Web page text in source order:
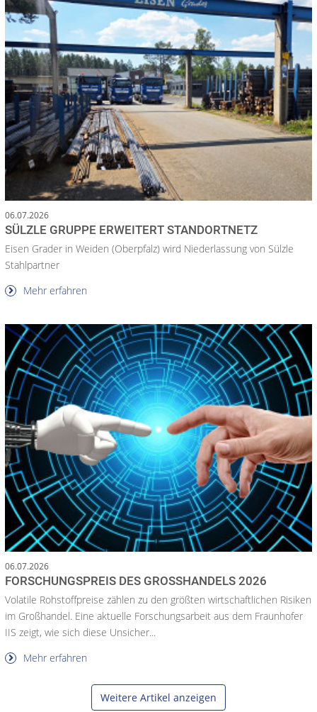
06.07.2026
SÜLZLE GRUPPE ERWEITERT STANDORTNETZ
Eisen Grader in Weiden (Oberpfalz) wird Niederlassung von Sülzle
Stahlpartner
Mehr erfahren
06.07.2026
FORSCHUNGSPREIS DES GROSSHANDELS 2026
Volatile Rohstoffpreise zählen zu den größten wirtschaftlichen Risiken
im Großhandel. Eine aktuelle Forschungsarbeit aus dem Fraunhofer
IIS zeigt, wie sich diese Unsicher...
Mehr erfahren
Weitere Artikel anzeigen